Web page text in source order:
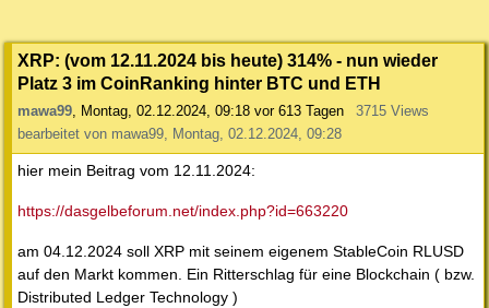
XRP: (vom 12.11.2024 bis heute) 314% - nun wieder
Platz 3 im CoinRanking hinter BTC und ETH
mawa99, Montag, 02.12.2024, 09:18 vor 613 Tagen
3715 Views
bearbeitet von mawa99, Montag, 02.12.2024, 09:28
hier mein Beitrag vom 12.11.2024:
https://dasgelbeforum.net/index.php?id=663220
am 04.12.2024 soll XRP mit seinem eigenem StableCoin RLUSD
auf den Markt kommen. Ein Ritterschlag für eine Blockchain ( bzw.
Distributed Ledger Technology )